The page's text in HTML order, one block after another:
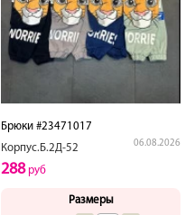
Брюки #23471017
Корпус.Б.2Д-52
06.08.2026
288руб
Размеры